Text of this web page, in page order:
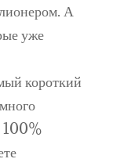
А
уже
короткий
100%